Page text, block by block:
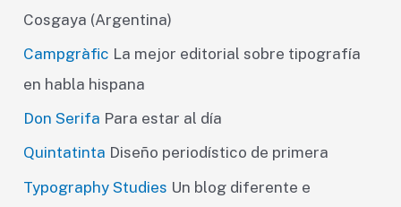
Cosgaya (Argentina)
Campgràfic La mejor editorial sobre tipografía
en habla hispana
Don Serifa Para estar al día
Quintatinta Diseño periodístico de primera
Typography Studies Un blog diferente e